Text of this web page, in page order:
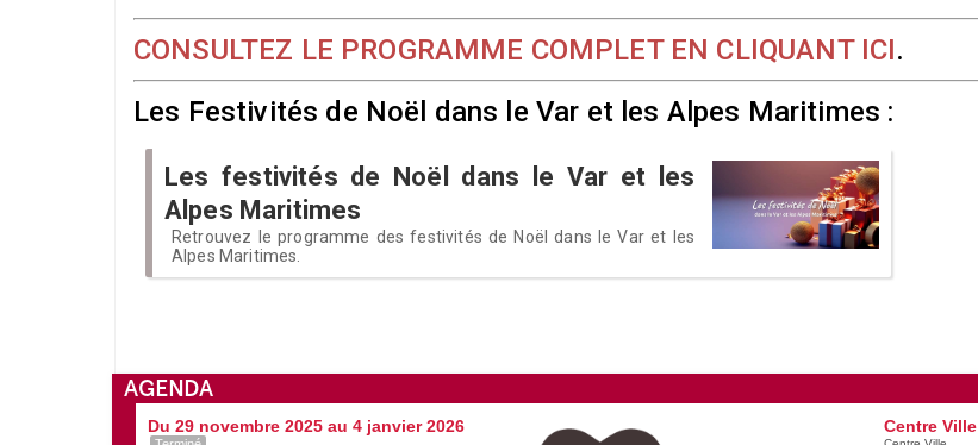
CONSULTEZ LE PROGRAMME COMPLET EN CLIQUANT ICI.
Les Festivités de Noël dans le Var et les Alpes Maritimes :
Les festivités de Noël dans le Var et les
Alpes Maritimes
Retrouvez le programme des festivités de Noël dans le Var et les
Alpes Maritimes.
AGENDA
Du 29 novembre 2025 au 4 janvier 2026 Centre Ville